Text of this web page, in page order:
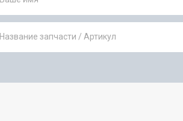
Название запчасти / Артикул